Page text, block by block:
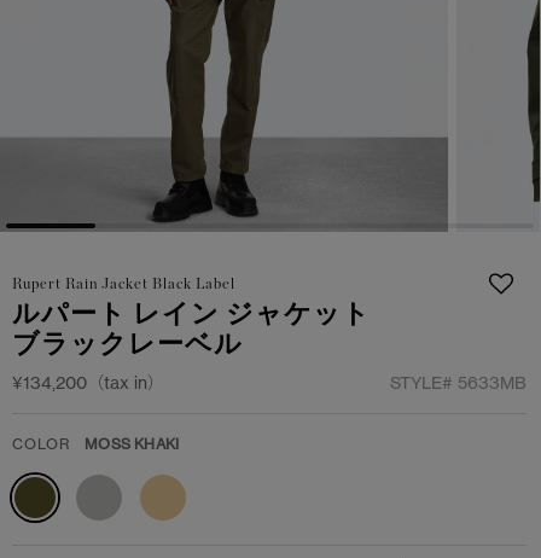
スノーグース
メイドインジャパンTシャツ
アウターウェア
アパレル
アクセサリー
フットウェア
コレクション
スノーグース
メイドインジャパンTシャツ
アウターウェア
アパレル
アクセサリー
フットウェア
コレクション
Rupert Rain Jacket Black Label
ルパート レイン ジャケット
ブラックレーベル
¥134,200（tax in） STYLE# 5633MB
COLOR MOSS KHAKI